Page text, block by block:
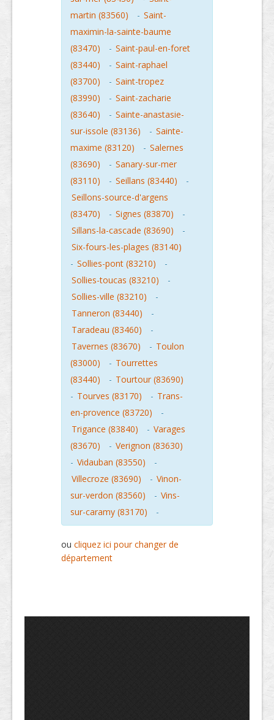
martin (83560)
- Saint-
maximin-la-sainte-baume
(83470)
- Saint-paul-en-foret
(83440)
- Saint-raphael
(83700)
- Saint-tropez
(83990)
- Saint-zacharie
(83640)
- Sainte-anastasie-
sur-issole (83136)
- Sainte-
maxime (83120)
- Salernes
(83690)
- Sanary-sur-mer
(83110)
- Seillans (83440)
-
Seillons-source-d'argens
(83470)
- Signes (83870)
-
Sillans-la-cascade (83690)
-
Six-fours-les-plages (83140)
- Sollies-pont (83210)
-
Sollies-toucas (83210)
-
Sollies-ville (83210)
-
Tanneron (83440)
-
Taradeau (83460)
-
Tavernes (83670)
- Toulon
(83000)
- Tourrettes
(83440)
- Tourtour (83690)
- Tourves (83170) - Trans-
en-provence (83720)
-
Trigance (83840)
- Varages
(83670)
- Verignon (83630)
- Vidauban (83550)
-
Villecroze (83690)
- Vinon-
sur-verdon (83560)
- Vins-
sur-caramy (83170)
-
ou cliquez ici pour changer de
département